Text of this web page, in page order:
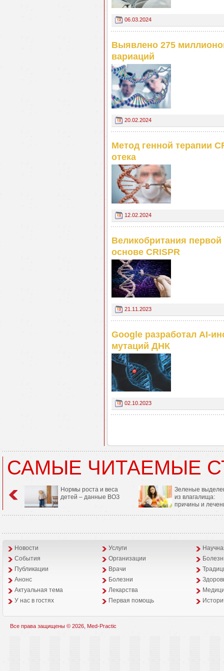
06.03.2024
Выявлено 275
вариаций
20.02.2024
Метод генной терапии
отека
12.02.2024
Великобритания
основе CRISPR
21.11.2023
Google разработал AI-
мутаций ДНК
02.10.2023
САМЫЕ ЧИТАЕМЫЕ
Нормы роста и веса
детей – данные ВОЗ
Зеленые
из влагалища:
причины и
Новости Услуги
События
Организации
Публикации
Врачи
Анонс
Болезни
Aктуальная тема
Лекарства
У нас в гостях
Первая помощь
Все права защищены © 2026, Med-Practic